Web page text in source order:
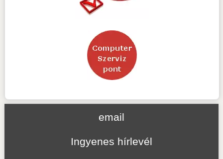
email
Ingyenes hírlevél